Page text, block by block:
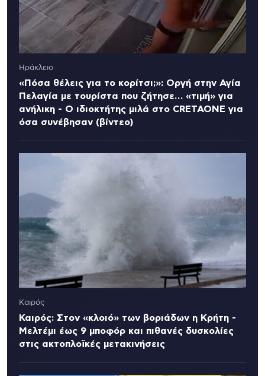
Ηράκλειο
«Πόσα θέλεις για το κορίτσι;»: Οργή στην Αγία
Πελαγία με τουρίστα που ζήτησε… «τιμή» για
ανήλικη - Ο ιδιοκτήτης μιλά στο CRETAONE για
όσα συνέβησαν (βίντεο)
Καιρός
Καιρός: Στον «κλοιό» των βοριάδων η Κρήτη -
Μελτέμι έως 9 μποφόρ και πιθανές δυσκολίες
στις ακτοπλοϊκές μετακινήσεις